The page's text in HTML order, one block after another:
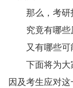
那么，考
究竟有哪些
又有哪些
下面将为
因及考生应对这